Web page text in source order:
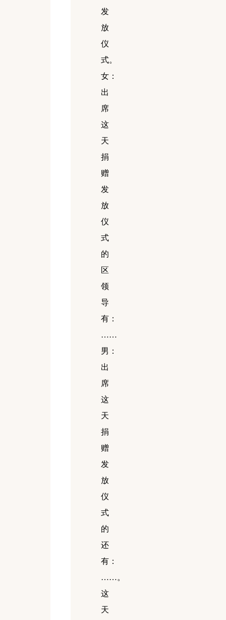
发
放
仪
式。
女：
出
席
这
天
捐
赠
发
放
仪
式
的
区
领
导
有：
……
男：
出
席
这
天
捐
赠
发
放
仪
式
的
还
有：
……。
这
天